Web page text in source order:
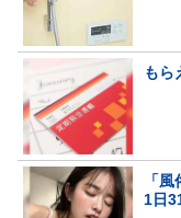
もら
「
1日